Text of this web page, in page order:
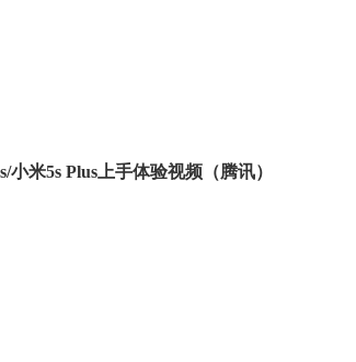
小米5s Plus上手体验视频（腾讯）